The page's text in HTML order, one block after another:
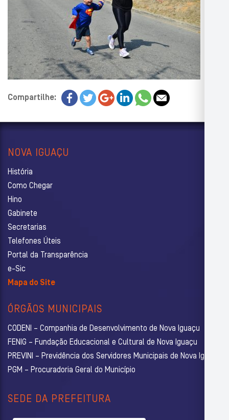
Compartilhe:
NOVA IGUAÇU
História
Como Chegar
Hino
Gabinete
Secretarias
Telefones Úteis
Portal da Transparência
e-Sic
Mapa do Site
ÓRGÃOS MUNICIPAIS
CODENI – Companhia de Desenvolvimento de Nova Iguaçu
FENIG – Fundação Educacional e Cultural de Nova Iguaçu
PREVINI – Previdência dos Servidores Municipais de Nova Iguaçu
PGM – Procuradoria Geral do Município
SEDE DA PREFEITURA